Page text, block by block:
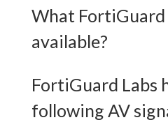
What FortiGuard
available?
FortiGuard Labs
following AV